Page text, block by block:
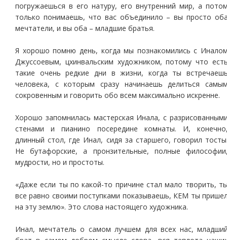
погружаешься в его натуру, его внутренний мир, а
только понимаешь, что вас объединило – вы просто
мечтатели, и вы оба – младшие братья.
Я хорошо помню день, когда мы познакомились с
Джуссоевым, цхинвальским художником, потому что
такие очень редкие дни в жизни, когда ты
человека, с которым сразу начинаешь делиться
сокровенным и говорить обо всем максимально искренне.
Хорошо запомнилась мастерская Инала, с
стенами и пианино посередине комнаты. И,
длинный стол, где Инал, сидя за старшего, говорил
Не бутафорские, а пронзительные, полные
мудрости, но и простоты.
«Даже если ты по какой-то причине стал мало творить,
все равно своими поступками показываешь, КЕМ ты
на эту землю». Это слова настоящего художника.
Инал, мечтатель о самом лучшем для всех нас,